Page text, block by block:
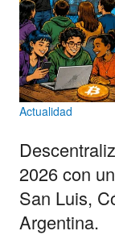
Actualidad
2026 con
San Luis,
Argentina.